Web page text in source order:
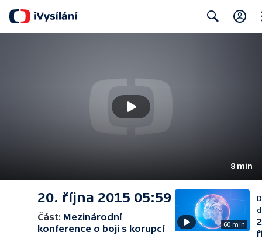
8 min
20. října 2015 05:59
Část: Mezinárodní
konference o boji s korupcí
60 min